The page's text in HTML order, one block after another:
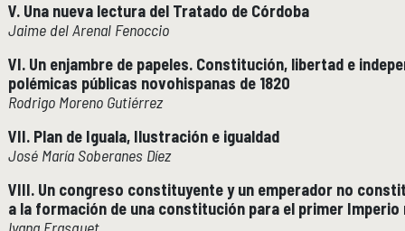
Boletín
Repositorio Institucional Históricas UNAM
Unidad Oaxaca
Investigación
Docencia y vinculación
Actividades académicas
V. Una nueva lectura del Tratado de Córdoba
Jaime del Arenal Fenoccio
VI. Un enjambre de papeles. Constitución, libertad e
polémicas públicas novohispanas de 1820
Rodrigo Moreno Gutiérrez
VII. Plan de Iguala, Ilustración e igualdad
José María Soberanes Díez
VIII. Un congreso constituyente y un emperador no
a la formación de una constitución para el primer Imperio